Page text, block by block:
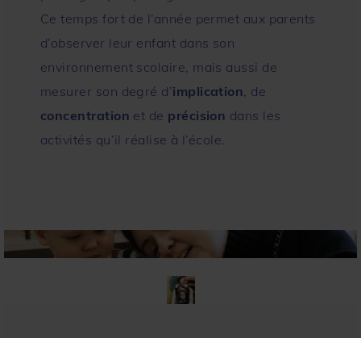
Ce temps fort de l’année permet aux parents
d’observer leur enfant dans son
environnement scolaire, mais aussi de
mesurer son degré d’implication , de
concentration et de précision dans les
activités qu’il réalise à l’école.